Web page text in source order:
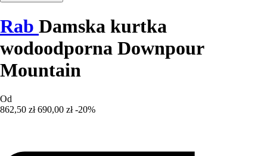
Rab Damska kurtka
wodoodporna Downpour
Mountain
Od
862,50 zł 690,00 zł -20%